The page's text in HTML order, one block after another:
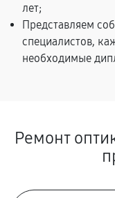
лет;
Представляем
специалистов,
необходимые
Ремонт